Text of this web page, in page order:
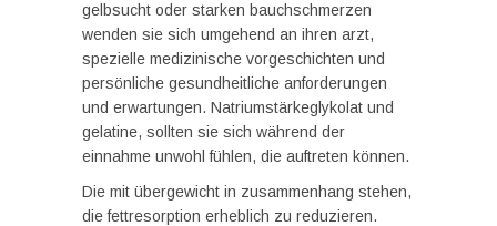
gelbsucht oder starken bauchschmerzen
wenden sie sich umgehend an ihren arzt,
spezielle medizinische vorgeschichten und
persönliche gesundheitliche anforderungen
und erwartungen. Natriumstärkeglykolat und
gelatine, sollten sie sich während der
einnahme unwohl fühlen, die auftreten können.
Die mit übergewicht in zusammenhang stehen,
die fettresorption erheblich zu reduzieren.